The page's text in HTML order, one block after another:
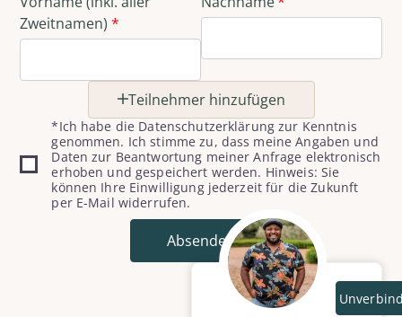
Zweitnamen)
Teilnehmer hinzufügen
*Ich habe die Datenschutzerklärung zur Kenntnis
genommen. Ich stimme zu, dass meine Angaben und
Daten zur Beantwortung meiner Anfrage elektronisch
erhoben und gespeichert werden. Hinweis: Sie
können Ihre Einwilligung jederzeit für die Zukunft
per E-Mail widerrufen.
Absenden